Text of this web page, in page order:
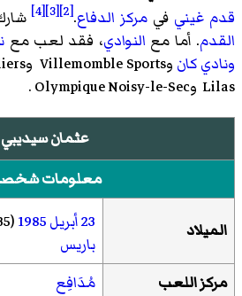
قدم غيني في مركز الدفاع.
[2]
[3]
[4]
القدم. أما مع النوادي، فقد لعب مع
ونادي كان وVillemomble Sports وFCM Aubervilliers
Lilas وOlympique Noisy-le-Sec .
عثمان سيديبي
معلومات
الميلاد 23 أبريل 1985(35 سنة)
باريس
مركز اللعب
مُدَافِع